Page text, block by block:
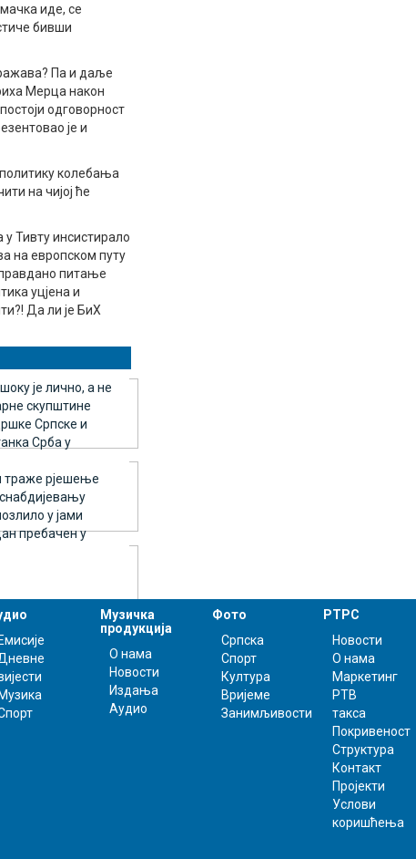
иде, се
бивши
Па и даље
Мерца након
одговорност
је и
политику колебања
на чијој ће
у Тивту инсистирало
на европском путу
питање
уцјена и
Да ли је БиХ
је лично, а не
скупштине
Српске и
Срба у
траже рјешење
у јами
пребачен у
Музичка
продукција
О нама
Новости
Издања
Аудио
Фото
Српска
Спорт
Култура
Вријеме
Занимљивости
РТРС
Новости
О нама
Маркетинг
РТВ
такса
Покривеност
Структура
Контакт
Пројекти
Услови
коришћења